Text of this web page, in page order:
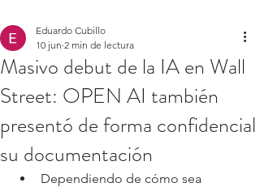
Masivo debut de la IA en Wall
Street: OPEN AI también
presentó de forma confidencial
su documentación
Eduardo Cubillo
10 jun 2 min de lectura
Dependiendo de cómo sea